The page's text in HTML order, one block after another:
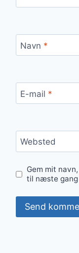
Navn *
E-mail *
Websted
Gem mit
til næste gang